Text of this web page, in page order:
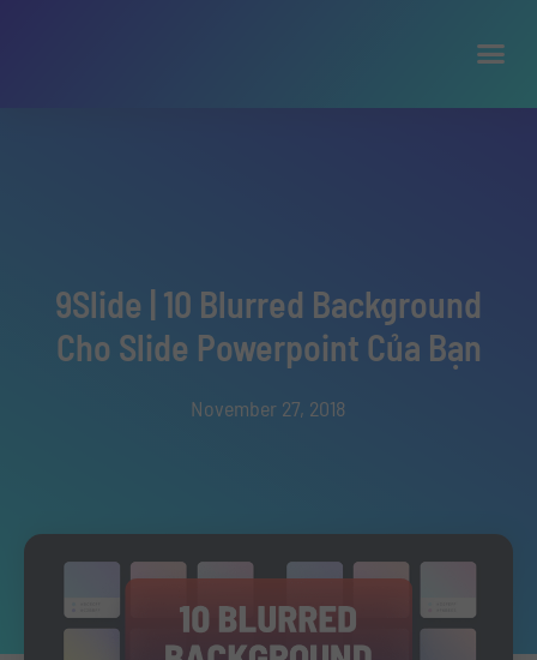
9Slide | 10 Blurred Background
Cho Slide Powerpoint Của Bạn
November 27, 2018